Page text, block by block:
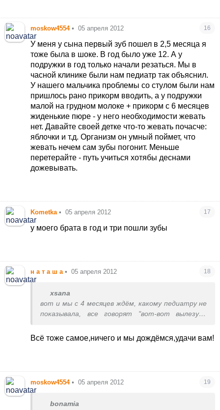
нет, а потом как попрут!
Еще врач говорили
нам, что чем позже лезут, тем для ребенка
легче их перенести! У нас и вправду хоть и
позже остальных лезли, но тфу-тфу-тфу без
капризов, температур, рвоты итд.
moskow4554 • 05 апреля 2012 16
У меня у сына первый зуб пошел в 2,5 месяца я
тоже была в шоке. В год было уже 12. А у
подружки в год только начали резаться. Мы в
часной клинике были нам педиатр так объяснил.
У нашего мальчика проблемы со стулом были нам
пришлось рано прикорм вводить, а у подружки
малой на грудном молоке + прикорм с 6 месяцев
жиденькие пюре - у него необходимости жевать
нет. Давайте своей детке что-то жевать почасче:
яблочки и т.д. Организм он умный поймет, что
жевать нечем сам зубы погонит. Меньше
перетерайте - путь учиться хотябы деснами
дожевывать.
Kometka • 05 апреля 2012 17
у моего брата в год и три пошли зубы
н а т а ш а • 05 апреля 2012 18
xsana
вот и мы с 4 месяцев ждём, какому педиатру не
показывала, все говорят "вот-вот вылезут,
неделю год будет дочке, слюна рекой течет,
Всё тоже самое,ничего и мы дождёмся,удачи вам!
moskow4554 • 05 апреля 2012 19
bonamia